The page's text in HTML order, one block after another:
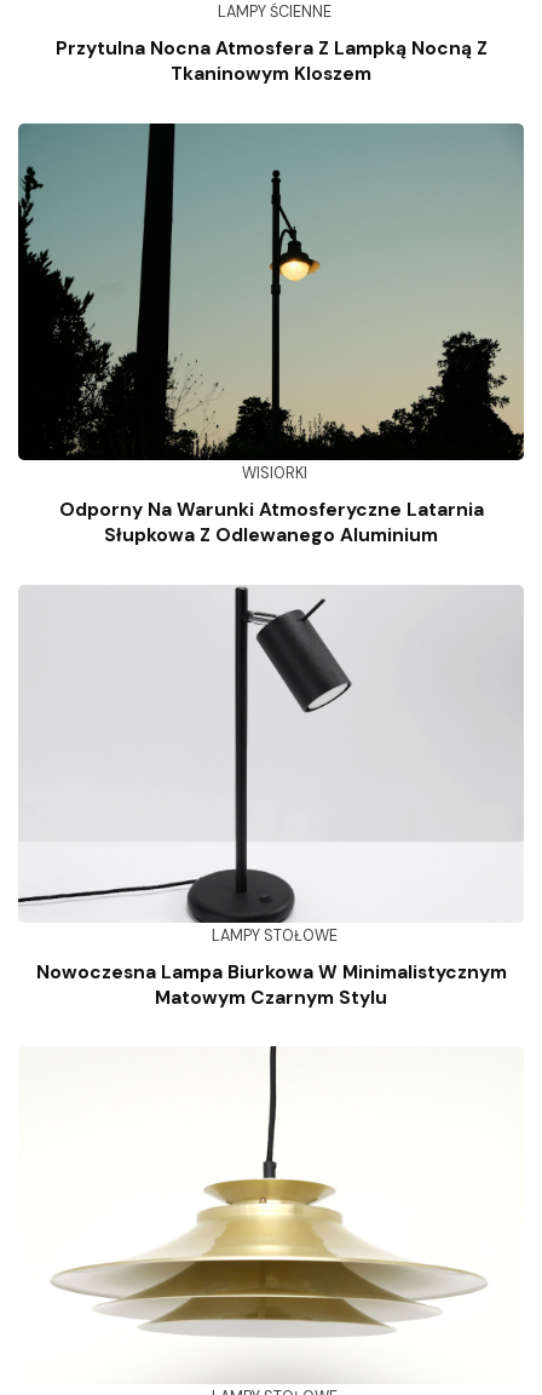
LAMPY ŚCIENNE
Przytulna Nocna Atmosfera Z Lampką Nocną Z
Tkaninowym Kloszem
WISIORKI
Odporny Na Warunki Atmosferyczne Latarnia
Słupkowa Z Odlewanego Aluminium
LAMPY STOŁOWE
Nowoczesna Lampa Biurkowa W Minimalistycznym
Matowym Czarnym Stylu